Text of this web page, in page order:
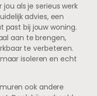
als je serieus werk
advies, een
past bij jouw woning.
aan te brengen,
te verbeteren.
isoleren en echt
ook andere